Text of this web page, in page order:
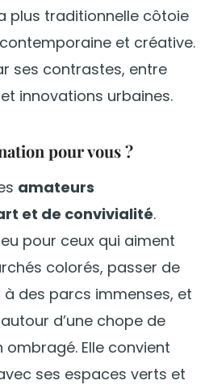
plus traditionnelle côtoie
et créative.
ses contrastes, entre
innovations urbaines.
pour vous ?
amateurs
et de convivialité.
pour ceux qui aiment
colorés, passer de
des parcs immenses, et
d’une chope de
Elle convient
ses espaces verts et